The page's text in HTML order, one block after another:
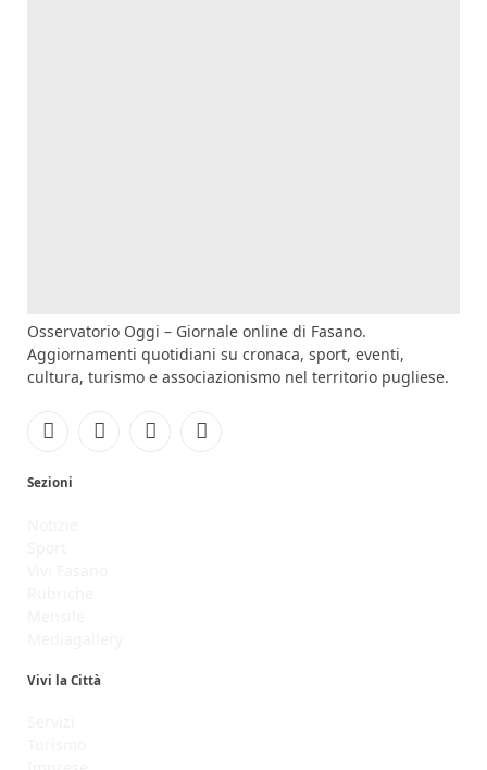
Osservatorio Oggi – Giornale online di Fasano.
Aggiornamenti quotidiani su cronaca, sport, eventi,
cultura, turismo e associazionismo nel territorio pugliese.
FacebookInstagramYouTubeRSS
Sezioni
Vivi la Città